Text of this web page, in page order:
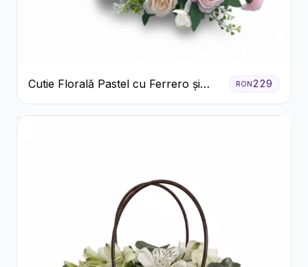
Cutie Florală Pastel cu Ferrero și
Raffaello
RON229